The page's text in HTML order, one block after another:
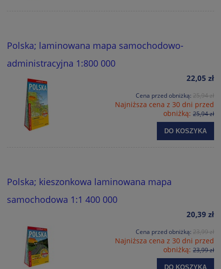
Polska; laminowana mapa samochodowo-
administracyjna 1:800 000
22,05 zł
Cena przed obniżką: 25,94 zł
Najniższa cena z 30 dni przed
obniżką: 25,94 zł
DO KOSZYKA
Polska; kieszonkowa laminowana mapa
samochodowa 1:1 400 000
20,39 zł
Cena przed obniżką: 23,99 zł
Najniższa cena z 30 dni przed
obniżką: 23,99 zł
DO KOSZYKA